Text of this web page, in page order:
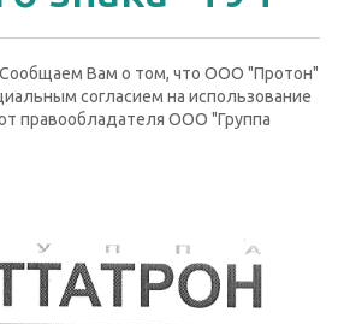
Вам о том, что ООО "Протон"
согласием на использование
правообладателя ООО "Группа